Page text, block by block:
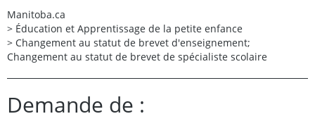
Manitoba.ca
> Éducation et Apprentissage de la petite enfance
> Changement au statut de brevet d'enseignement;
Changement au statut de brevet de spécialiste scolaire
Demande de :